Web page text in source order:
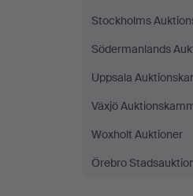
Stockholms
Södermanlands
Uppsala
Växjö
Woxholt Auktioner
Örebro